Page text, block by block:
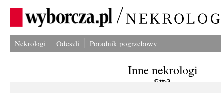
Nekrologi Odeszli Poradnik pogrzebowy
Inne nekrologi